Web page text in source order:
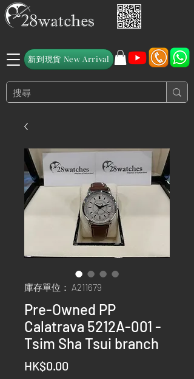
新到現貨 New Arrival
庫存單位： A211679
Pre-Owned PP
Calatrava 5212A-001 -
Tsim Sha Tsui branch
HK$0.00